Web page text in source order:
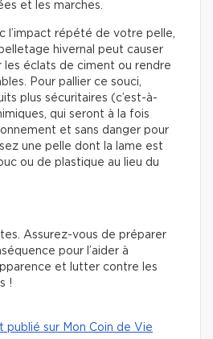
et les marches.
l’impact répété de votre pelle,
hivernal peut causer
les éclats de ciment ou rendre
Pour pallier ce souci,
plus sécuritaires (c’est-à-
qui seront à la fois
et sans danger pour
une pelle dont la lame est
ou de plastique au lieu du
Assurez-vous de préparer
pour l’aider à
et lutter contre les
!
publié sur Mon Coin de Vie